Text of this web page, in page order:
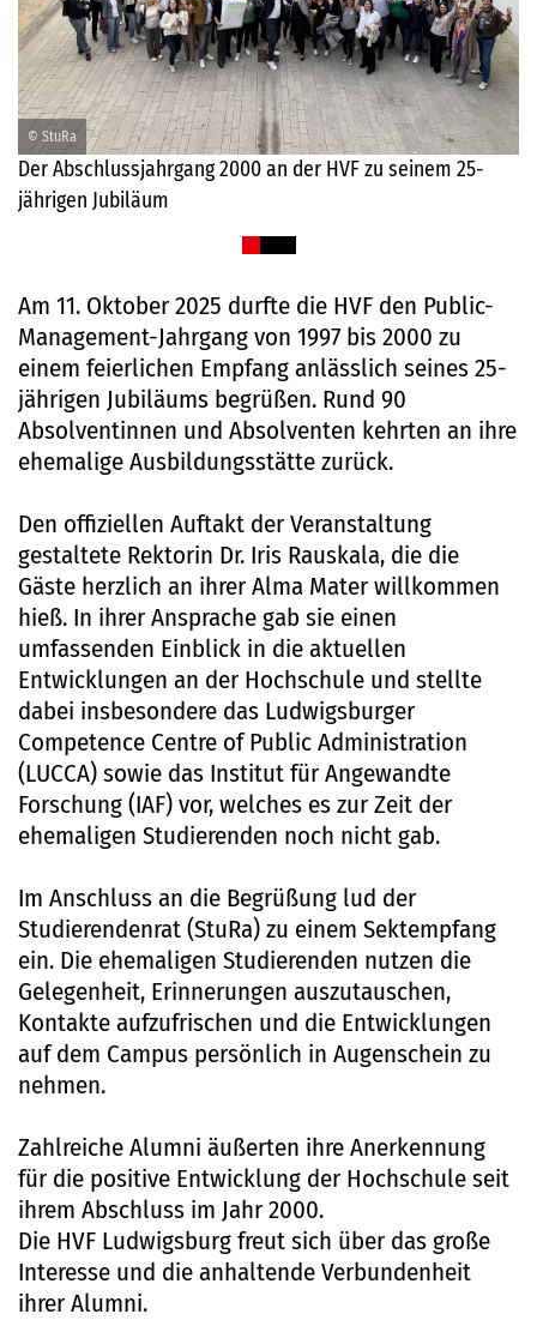
© StuRa
Der Abschlussjahrgang 2000 an der HVF zu seinem 25-
jährigen Jubiläum
Am 11. Oktober 2025 durfte die HVF den Public-
Management-Jahrgang von 1997 bis 2000 zu
einem feierlichen Empfang anlässlich seines 25-
jährigen Jubiläums begrüßen. Rund 90
Absolventinnen und Absolventen kehrten an ihre
ehemalige Ausbildungsstätte zurück.
Den offiziellen Auftakt der Veranstaltung
gestaltete Rektorin Dr. Iris Rauskala, die die
Gäste herzlich an ihrer Alma Mater willkommen
hieß. In ihrer Ansprache gab sie einen
umfassenden Einblick in die aktuellen
Entwicklungen an der Hochschule und stellte
dabei insbesondere das Ludwigsburger
Competence Centre of Public Administration
(LUCCA) sowie das Institut für Angewandte
Forschung (IAF) vor, welches es zur Zeit der
ehemaligen Studierenden noch nicht gab.
Im Anschluss an die Begrüßung lud der
Studierendenrat (StuRa) zu einem Sektempfang
ein. Die ehemaligen Studierenden nutzen die
Gelegenheit, Erinnerungen auszutauschen,
Kontakte aufzufrischen und die Entwicklungen
auf dem Campus persönlich in Augenschein zu
nehmen.
Zahlreiche Alumni äußerten ihre Anerkennung
für die positive Entwicklung der Hochschule seit
ihrem Abschluss im Jahr 2000.
Die HVF Ludwigsburg freut sich über das große
Interesse und die anhaltende Verbundenheit
ihrer Alumni.